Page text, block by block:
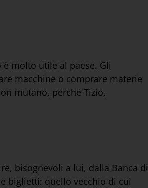
molto utile al paese. Gli
macchine o comprare materie
mutano, perché Tizio,
bisognevoli a lui, dalla Banca di
biglietti: quello vecchio di cui